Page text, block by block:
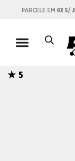
S/ JUROS
5